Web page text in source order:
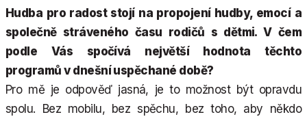
Hudba pro radost stojí na propojení hudby, emocí a
společně stráveného času rodičů s dětmi. V čem
podle Vás spočívá největší hodnota těchto
programů v dnešní uspěchané době?
Pro mě je odpověď jasná, je to možnost být opravdu
spolu. Bez mobilu, bez spěchu, bez toho, aby někdo